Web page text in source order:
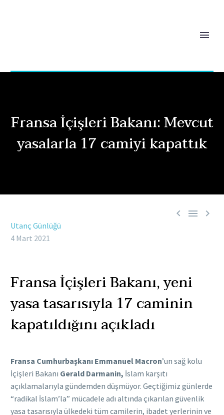
Fransa İçişleri Bakanı: Mevcut
yasalarla 17 camiyi kapattık
  
Utanç Günlüğü
4 Mart 2021
Fransa İçişleri Bakanı, yeni
yasa tasarısıyla 17 caminin
kapatıldığını açıkladı
Fransa Cumhurbaşkanı Emmanuel Macron’un sağ kolu
İçişleri Bakanı Gerald Darmanin, İslam karşıtı
açıklamalarıyla gündemden düşmüyor. Geçtiğimiz günlerde
“radikal İslam’la” mücadele adı altında çıkarılan güvenlik
yasa tasarısıyla ülkedeki tüm camilerin, ibadet yerlerinin ve